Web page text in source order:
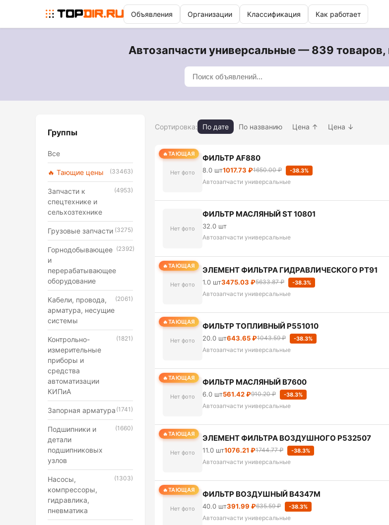
Объявления Организации Классификация Как работает
Автозапчасти универсальные — 839
Группы
Все
🔥 Тающие цены (33463)
Запчасти к
спецтехнике и
сельхозтехнике
(4953)
Грузовые запчасти (3275)
Горнодобывающее
и
перерабатывающее
оборудование
(2392)
Кабели, провода,
арматура, несущие
системы
(2061)
Контрольно-
измерительные
приборы и
средства
автоматизации
КИПиА
(1821)
Запорная арматура (1741)
Подшипники и
детали
подшипниковых
узлов
(1660)
Насосы,
компрессоры,
гидравлика,
пневматика
(1303)
Сортировка: По дате По названию Цена ↑ Цена ↓
ТАЮЩАЯ
Нет фото
ФИЛЬТР АF880
8.0 шт1017.73 ₽1650.00 ₽ -38.3%
Автозапчасти универсальные
Нет фото
ФИЛЬТР МАСЛЯНЫЙ ST 10801
32.0 шт
Автозапчасти универсальные
ТАЮЩАЯ
Нет фото
ЭЛЕМЕНТ ФИЛЬТРА ГИДРАВЛИЧЕСКОГО PT91
1.0 шт3475.03 ₽5633.87 ₽ -38.3%
Автозапчасти универсальные
ТАЮЩАЯ
Нет фото
ФИЛЬТР ТОПЛИВНЫЙ P551010
20.0 шт643.65 ₽1043.59 ₽ -38.3%
Автозапчасти универсальные
ТАЮЩАЯ
Нет фото
ФИЛЬТР МАСЛЯНЫЙ B7600
6.0 шт561.42 ₽910.20 ₽ -38.3%
Автозапчасти универсальные
ТАЮЩАЯ
Нет фото
ЭЛЕМЕНТ ФИЛЬТРА ВОЗДУШНОГО P532507
11.0 шт1076.21 ₽1744.77 ₽ -38.3%
Автозапчасти универсальные
ТАЮЩАЯ
Нет фото
ФИЛЬТР ВОЗДУШНЫЙ В4347М
40.0 шт391.99 ₽635.59 ₽ -38.3%
Автозапчасти универсальные